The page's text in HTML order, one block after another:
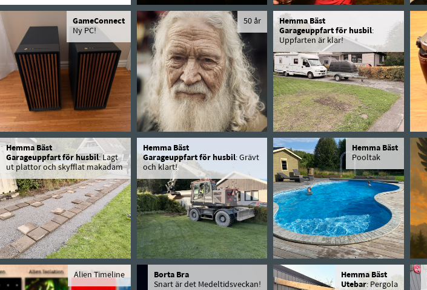
GameConnect
Ny PC!
50 år
Hemma Bäst
Garageuppfart för husbil:
Uppfarten är klar!
Hemma Bäst
Garageuppfart för husbil: Lagt
ut plattor och skyfflat makadam
Hemma Bäst
Garageuppfart för husbil: Grävt
och klart!
Hemma Bäst
Pooltak
Alien Timeline
Borta Bra
Snart är det Medeltidsveckan!
Hemma Bäst
Utebar: Pergola